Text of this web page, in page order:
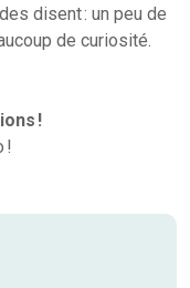
disent : un peu de
de curiosité.
!
!